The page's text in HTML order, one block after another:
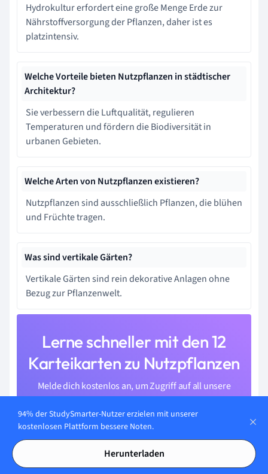
Hydrokultur erfordert eine große Menge Erde zur
Nährstoffversorgung der Pflanzen, daher ist es
platzintensiv.
Welche Vorteile bieten Nutzpflanzen in städtischer
Architektur?
Sie verbessern die Luftqualität, regulieren
Temperaturen und fördern die Biodiversität in
urbanen Gebieten.
Welche Arten von Nutzpflanzen existieren?
Nutzpflanzen sind ausschließlich Pflanzen, die blühen
und Früchte tragen.
Was sind vertikale Gärten?
Vertikale Gärten sind rein dekorative Anlagen ohne
Bezug zur Pflanzenwelt.
Lerne schneller mit den 12
Karteikarten zu Nutzpflanzen
Melde dich kostenlos an, um Zugriff auf all unsere
Karteikarten zu erhalten.
94% der StudySmarter-Nutzer erzielen mit unserer
kostenlosen Plattform bessere Noten.
Herunterladen